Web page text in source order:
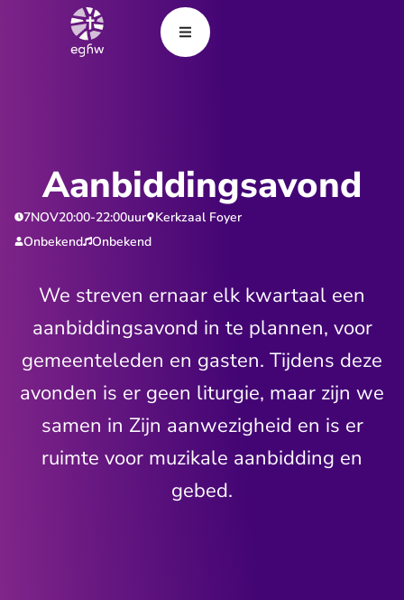
Aanbiddingsavond
7NOV20:00-22:00uur Kerkzaal Foyer
Onbekend Onbekend
We streven ernaar elk kwartaal een
aanbiddingsavond in te plannen, voor
gemeenteleden en gasten. Tijdens deze
avonden is er geen liturgie, maar zijn we
samen in Zijn aanwezigheid en is er
ruimte voor muzikale aanbidding en
gebed.